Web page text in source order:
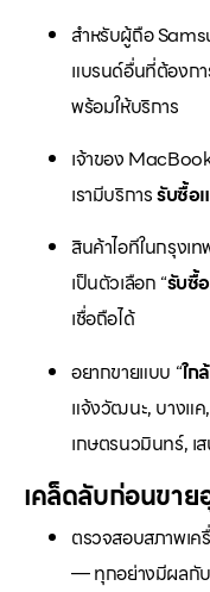
สำหรับผู้ถือ
แบรนด์อื่นที่ต้องก
พร้อมให้บริการ
เจ้าของ
เรามีบริการรับซื้อ
สินค้าไอทีในกรุงเ
เป็นตัวเลือก “รับซื้
เชื่อถือได้
อยากขายแบบ “ใก
แจ้งวัฒนะ, บางแค
เกษตรนวมินทร์, เ
เคล็ดลับก่อนขา
ตรวจสอบสภาพเค
— ทุกอย่างมีผลกั